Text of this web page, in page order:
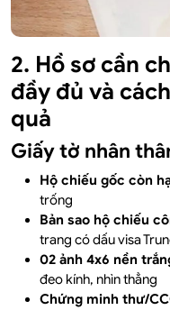
2. Hồ sơ cần
đầy đủ và
quả
Giấy tờ nhân
Hộ chiếu gốc còn
trống
Bản sao hộ chiếu
trang có dấu visa
02 ảnh 4x6 nền
đeo kính, nhìn thẳng
Chứng minh thư/